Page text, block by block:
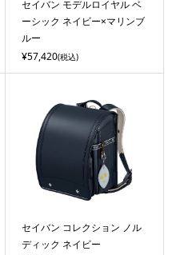
セイバン モデルロイヤル ベ
ーシック ネイビー×マリンブ
ルー
¥57,420(税込)
セイバン コレクション ノル
ディック ネイビー